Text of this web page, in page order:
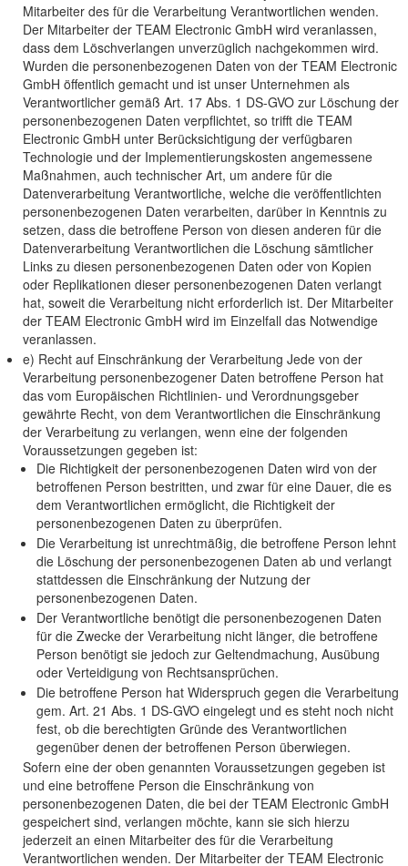
Mitarbeiter des für die Verarbeitung Verantwortlichen wenden.
Der Mitarbeiter der TEAM Electronic GmbH wird veranlassen,
dass dem Löschverlangen unverzüglich nachgekommen wird.
Wurden die personenbezogenen Daten von der TEAM Electronic
GmbH öffentlich gemacht und ist unser Unternehmen als
Verantwortlicher gemäß Art. 17 Abs. 1 DS-GVO zur Löschung der
personenbezogenen Daten verpflichtet, so trifft die TEAM
Electronic GmbH unter Berücksichtigung der verfügbaren
Technologie und der Implementierungskosten angemessene
Maßnahmen, auch technischer Art, um andere für die
Datenverarbeitung Verantwortliche, welche die veröffentlichten
personenbezogenen Daten verarbeiten, darüber in Kenntnis zu
setzen, dass die betroffene Person von diesen anderen für die
Datenverarbeitung Verantwortlichen die Löschung sämtlicher
Links zu diesen personenbezogenen Daten oder von Kopien
oder Replikationen dieser personenbezogenen Daten verlangt
hat, soweit die Verarbeitung nicht erforderlich ist. Der Mitarbeiter
der TEAM Electronic GmbH wird im Einzelfall das Notwendige
veranlassen.
e) Recht auf Einschränkung der Verarbeitung Jede von der
Verarbeitung personenbezogener Daten betroffene Person hat
das vom Europäischen Richtlinien- und Verordnungsgeber
gewährte Recht, von dem Verantwortlichen die Einschränkung
der Verarbeitung zu verlangen, wenn eine der folgenden
Voraussetzungen gegeben ist:
Die Richtigkeit der personenbezogenen Daten wird von der
betroffenen Person bestritten, und zwar für eine Dauer, die es
dem Verantwortlichen ermöglicht, die Richtigkeit der
personenbezogenen Daten zu überprüfen.
Die Verarbeitung ist unrechtmäßig, die betroffene Person lehnt
die Löschung der personenbezogenen Daten ab und verlangt
stattdessen die Einschränkung der Nutzung der
personenbezogenen Daten.
Der Verantwortliche benötigt die personenbezogenen Daten
für die Zwecke der Verarbeitung nicht länger, die betroffene
Person benötigt sie jedoch zur Geltendmachung, Ausübung
oder Verteidigung von Rechtsansprüchen.
Die betroffene Person hat Widerspruch gegen die Verarbeitung
gem. Art. 21 Abs. 1 DS-GVO eingelegt und es steht noch nicht
fest, ob die berechtigten Gründe des Verantwortlichen
gegenüber denen der betroffenen Person überwiegen.
Sofern eine der oben genannten Voraussetzungen gegeben ist
und eine betroffene Person die Einschränkung von
personenbezogenen Daten, die bei der TEAM Electronic GmbH
gespeichert sind, verlangen möchte, kann sie sich hierzu
jederzeit an einen Mitarbeiter des für die Verarbeitung
Verantwortlichen wenden. Der Mitarbeiter der TEAM Electronic